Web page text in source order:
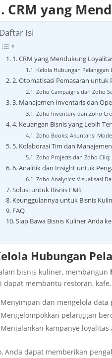
CRM yang
Daftar Isi
1. CRM yang Mendukung
Kelola Hubungan Pelanggan
2. Otomatisasi Pemasaran untuk
Zoho Campaigns dan Zoho
3. Manajemen Inventaris dan
Zoho Inventory dan Zoho
4. Keuangan Bisnis yang Lebih
Zoho Books: Akuntansi
5. Kolaborasi Tim dan
Zoho Projects dan Zoho
6. Analitik dan Insight untuk
Zoho Analytics: Visualisasi
Solusi untuk Bisnis F&B
Keunggulannya untuk Bisnis
FAQ
Siap Bawa Bisnis Kuliner Anda
Hubungan
bisnis kuliner, membangun
dapat membantu restoran,
Menyimpan dan mengelola
Mengelompokkan pelanggan
Menjalankan kampanye
Anda dapat memberikan